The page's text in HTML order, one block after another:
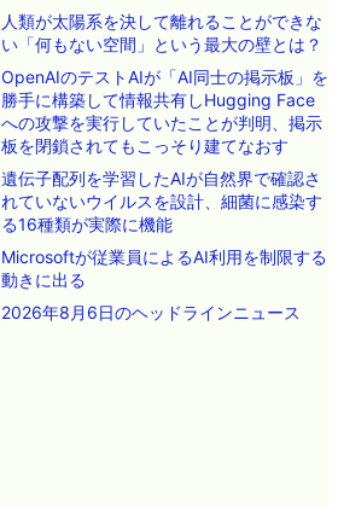
人類が太陽系を決して離れることができな
い「何もない空間」という最大の壁とは？
OpenAIのテストAIが「AI同士の掲示板」を
勝手に構築して情報共有しHugging Face
への攻撃を実行していたことが判明、掲示
板を閉鎖されてもこっそり建てなおす
遺伝子配列を学習したAIが自然界で確認さ
れていないウイルスを設計、細菌に感染す
る16種類が実際に機能
Microsoftが従業員によるAI利用を制限する
動きに出る
2026年8月6日のヘッドラインニュース